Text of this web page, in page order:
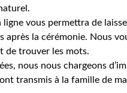
vous permettra de
après la cérémonie. Nous
de trouver les mots.
nous nous chargeons
transmis à la famille de